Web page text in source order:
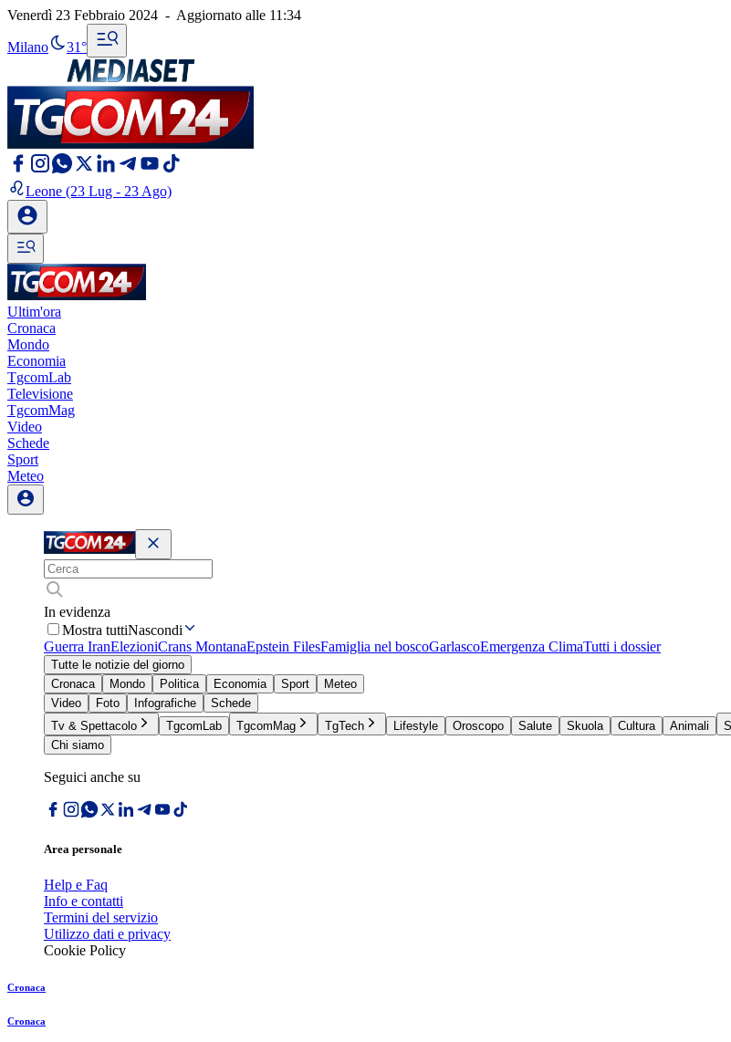
Venerdì 23 Febbraio 2024 - Aggiornato alle 11:34
Milano 31°
Leone (23 Lug - 23 Ago)
Ultim'ora
Cronaca
Mondo
Economia
TgcomLab
Televisione
TgcomMag
Video
Schede
Sport
Meteo
In evidenza
Mostra tuttiNascondi
Guerra IranElezioniCrans MontanaEpstein FilesFamiglia nel boscoGarlascoEmergenza ClimaTutti i dossier
Tutte le notizie del giorno
Cronaca
Mondo Politica Economia Sport
Meteo
Video
Foto Infografiche
Schede
Tv & Spettacolo
TgcomLab TgcomMag TgTech Lifestyle Oroscopo Salute Skuola Cultura Animali
Chi siamo
Seguici anche su
Area personale
Help e Faq
Info e contatti
Termini del servizio
Utilizzo dati e privacy
Cookie Policy
Cronaca
Cronaca